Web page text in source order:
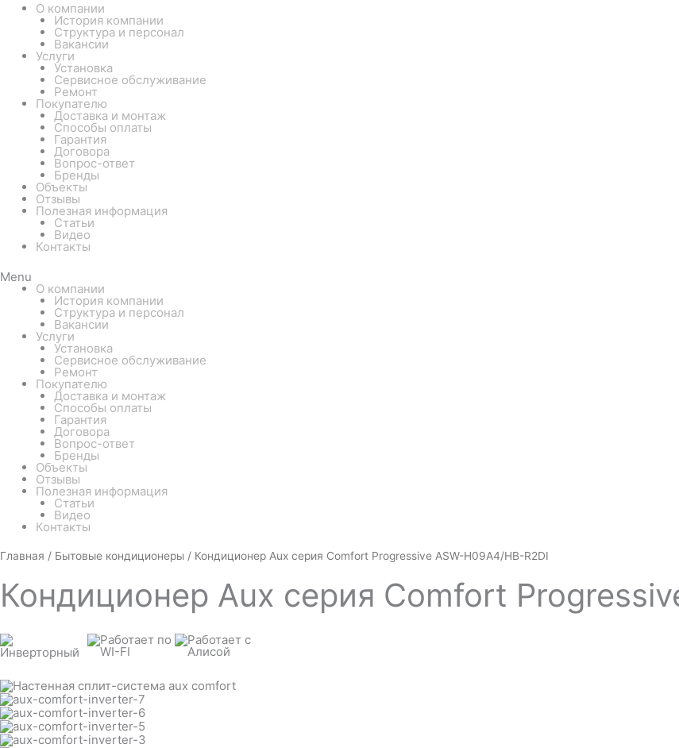
О компании
История компании
Структура и персонал
Вакансии
Услуги
Установка
Сервисное обслуживание
Ремонт
Покупателю
Доставка и монтаж
Способы оплаты
Гарантия
Договора
Вопрос-ответ
Бренды
Объекты
Отзывы
Полезная информация
Статьи
Видео
Контакты
Menu
О компании
История компании
Структура и персонал
Вакансии
Услуги
Установка
Сервисное обслуживание
Ремонт
Покупателю
Доставка и монтаж
Способы оплаты
Гарантия
Договора
Вопрос-ответ
Бренды
Объекты
Отзывы
Полезная информация
Статьи
Видео
Контакты
Главная / Бытовые кондиционеры / Кондиционер Aux серия Comfort Progressive ASW-H09A4/HB-R2DI
Кондиционер Aux серия Comfort
Белый
Количество
Aux
серия
ASW-
H09A4/HB-